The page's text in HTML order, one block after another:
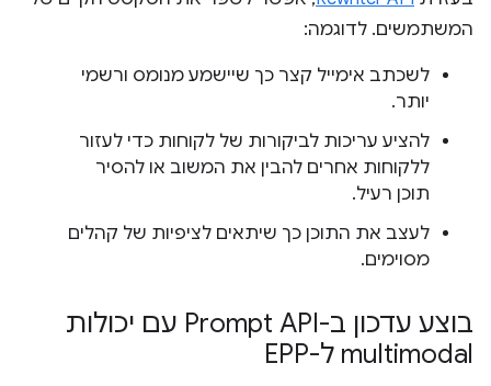
המשתמשים. לדוגמה:
לשכתב אימייל קצר כך שיישמע מנומס ורשמי
יותר.
להציע עריכות לביקורות של לקוחות כדי לעזור
ללקוחות אחרים להבין את המשוב או להסיר
תוכן רעיל.
לעצב את התוכן כך שיתאים לציפיות של קהלים
מסוימים.
בוצע עדכון ב-Prompt API עם יכולות
multimodal ל-EPP